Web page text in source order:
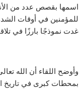
اسمها بقصص عدد من
للمؤمنين في أوقات
غدت نموذجًا بارزًا في
وأوضح اللقاء أن الله
بمحطات كبرى في تاريخ